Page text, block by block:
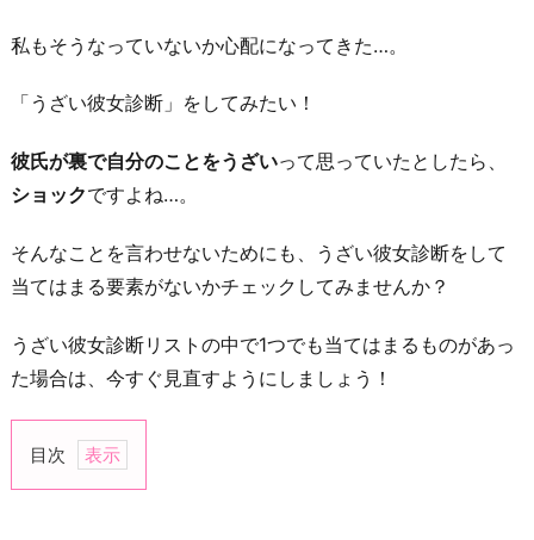
私もそうなっていないか心配になってきた…。
「うざい彼女診断」をしてみたい！
彼氏が裏で自分のことをうざいって思っていたとしたら、
ショックですよね…。
そんなことを言わせないためにも、うざい彼女診断をして
当てはまる要素がないかチェックしてみませんか？
うざい彼女診断リストの中で1つでも当てはまるものがあっ
た場合は、今すぐ見直すようにしましょう！
目次
1.